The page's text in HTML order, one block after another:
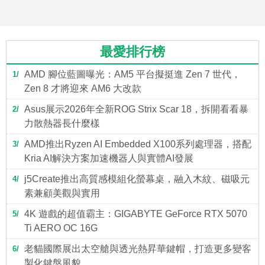
最愛排行榜
1
AMD 腳位藍圖曝光：AM5 平台擬挺進 Zen 7 世代，
Zen 8 才將迎來 AM6 大改款
2
Asus展示2026年全新ROG Strix Scar 18，拆開看看暴
力散熱器長什麼樣
3
AMD推出Ryzen AI Embedded X100系列處理器，搭配
Kria AI解決方案加速機器人與實體AI發展
4
j5Create推出高質感模組化螢幕桌，融入木紋、磁吸元
素兼顧美觀與實用
5
4K 遊戲的超值霸主：GIGABYTE GeForce RTX 5070
Ti AERO OC 16G
6
老貓國際展出太空艙與透光熱昇華鍵帽，打造更多變客